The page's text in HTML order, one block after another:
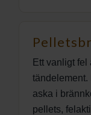
Ett vanligt fel
tändelement.
aska i
pellets,